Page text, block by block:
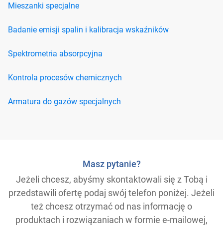
Mieszanki specjalne
Badanie emisji spalin i kalibracja wskaźników
Spektrometria absorpcyjna
Kontrola procesów chemicznych
Armatura do gazów specjalnych
Masz pytanie?
Jeżeli chcesz, abyśmy skontaktowali się z Tobą i
przedstawili ofertę podaj swój telefon poniżej. Jeżeli
też chcesz otrzymać od nas informację o
produktach i rozwiązaniach w formie e-mailowej,